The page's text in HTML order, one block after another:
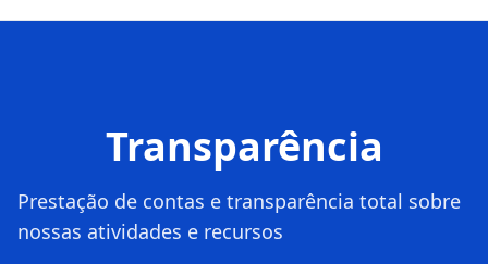
Transparência
Prestação de contas e transparência total sobre
nossas atividades e recursos